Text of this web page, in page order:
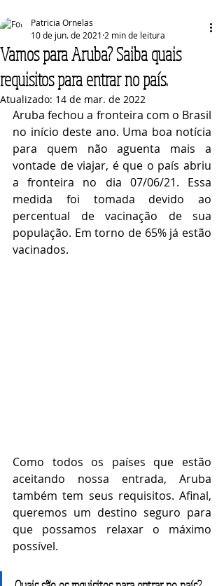
Vamos para Aruba? Saiba quais
requisitos para entrar no país.
Patricia Ornelas
10 de jun. de 2021 2 min de leitura
Atualizado: 14 de mar. de 2022
Aruba fechou a fronteira com o Brasil
no início deste ano. Uma boa notícia
para quem não aguenta mais a
vontade de viajar, é que o país abriu
a fronteira no dia 07/06/21. Essa
medida foi tomada devido ao
percentual de vacinação de sua
população. Em torno de 65% já estão
vacinados.
Como todos os países que estão
aceitando nossa entrada, Aruba
também tem seus requisitos. Afinal,
queremos um destino seguro para
que possamos relaxar o máximo
possível.